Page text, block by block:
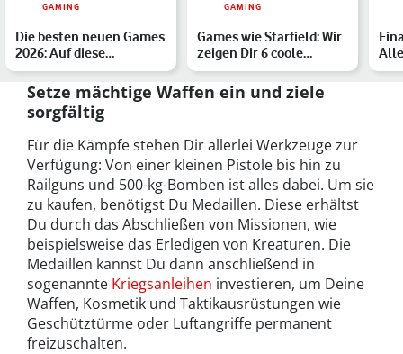
GAMING
Die besten neuen Games
2026: Auf diese
Highlights sind wir
besond…
GAMING
Games wie Starfield: Wir
zeigen Dir 6 coole
alternative Weltraum-…
Setze mächtige Waffen ein und ziele
sorgfältig
Für die Kämpfe stehen Dir allerlei Werkzeuge zur
Verfügung: Von einer kleinen Pistole bis hin zu
Railguns und 500-kg-Bomben ist alles dabei. Um sie
zu kaufen, benötigst Du Medaillen. Diese erhältst
Du durch das Abschließen von Missionen, wie
beispielsweise das Erledigen von Kreaturen. Die
Medaillen kannst Du dann anschließend in
sogenannte Kriegsanleihen investieren, um Deine
Waffen, Kosmetik und Taktikausrüstungen wie
Geschütztürme oder Luftangriffe permanent
freizuschalten.